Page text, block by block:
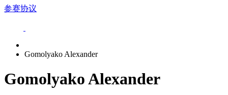
参赛协议
Gomolyako Alexander
Gomolyako Alexander